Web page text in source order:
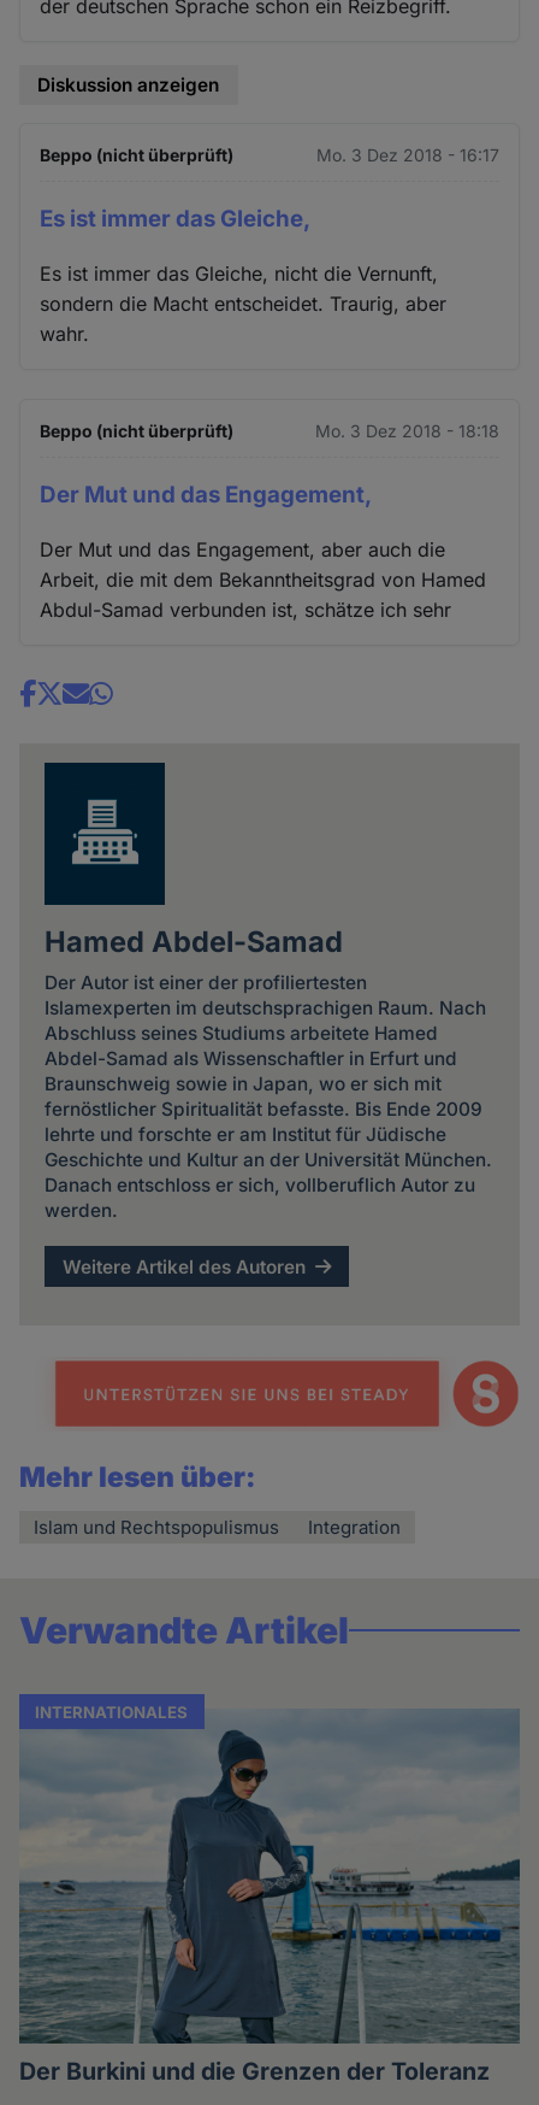
der deutschen Sprache schon ein Reizbegriff.
Diskussion anzeigen
Beppo (nicht überprüft) Mo. 3 Dez 2018 - 16:17
Es ist immer das Gleiche,
Es ist immer das Gleiche, nicht die Vernunft,
sondern die Macht entscheidet. Traurig, aber
wahr.
Beppo (nicht überprüft) Mo. 3 Dez 2018 - 18:18
Der Mut und das Engagement,
Der Mut und das Engagement, aber auch die
Arbeit, die mit dem Bekanntheitsgrad von Hamed
Abdul-Samad verbunden ist, schätze ich sehr
Share
Hamed Abdel-Samad
Der Autor ist einer der profiliertesten
Islamexperten im deutschsprachigen Raum. Nach
Abschluss seines Studiums arbeitete Hamed
Abdel-Samad als Wissenschaftler in Erfurt und
Braunschweig sowie in Japan, wo er sich mit
fernöstlicher Spiritualität befasste. Bis Ende 2009
lehrte und forschte er am Institut für Jüdische
Geschichte und Kultur an der Universität München.
Danach entschloss er sich, vollberuflich Autor zu
werden.
Weitere Artikel des Autoren
Mehr lesen über:
Islam und Rechtspopulismus Integration
Verwandte Artikel
INTERNATIONALES
Der Burkini und die Grenzen der Toleranz